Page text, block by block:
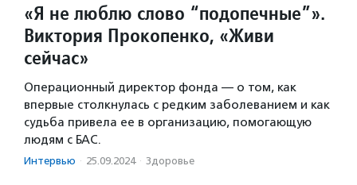
«Я не люблю слово “подопечные”».
Виктория Прокопенко, «Живи
сейчас»
Операционный директор фонда — о том, как
впервые столкнулась с редким заболеванием и как
судьба привела ее в организацию, помогающую
людям с БАС.
Интервью · 25.09.2024 · Здоровье